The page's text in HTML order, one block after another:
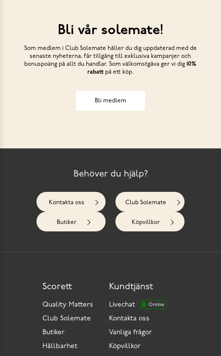
Bli vår solemate!
Som medlem i Club Solemate håller du dig uppdaterad med de
senaste nyheterna, får tillgång till exklusiva kampanjer och
bonuspoäng på allt du handlar. Som välkomstgåva ger vi dig 10%
rabattpå ett köp.
Bli medlem
Behöver du hjälp?
Kontakta oss Club Solemate
Butiker Köpvillkor
Kundtjänst
Livechat Online
Kontakta oss
Vanliga frågor
Köpvillkor
Scorett
Quality Matters
Club Solemate
Butiker
Hållbarhet